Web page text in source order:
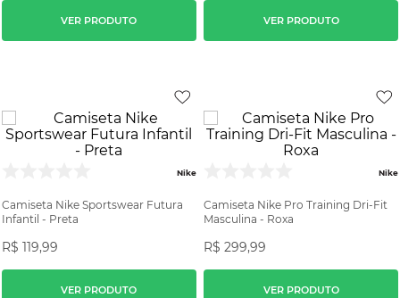
VER PRODUTO VER PRODUTO
Nike
Camiseta Nike Sportswear Futura
Infantil - Preta
R$ 119,99
VER PRODUTO
Nike
Camiseta Nike Pro Training Dri-Fit
Masculina - Roxa
R$ 299,99
VER PRODUTO